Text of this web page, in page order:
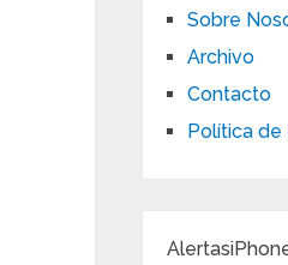
Sobre
Archivo
Contacto
Política de